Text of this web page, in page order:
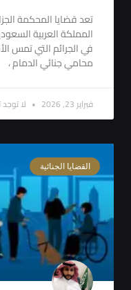
تعد قضايا المحكمة
المملكة العربية
في الجرائم التي تمس
محامي جنائي الدمام ،
فبراير 23, 2026 لا
القضايا الجنائية